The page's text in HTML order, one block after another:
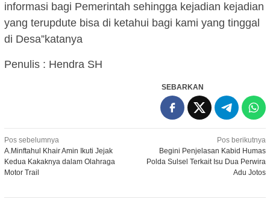
informasi bagi Pemerintah sehingga kejadian kejadian
yang terupdute bisa di ketahui bagi kami yang tinggal
di Desa”katanya
Penulis : Hendra SH
SEBARKAN
Navigasi
pos
Pos sebelumnya
A.Minftahul Khair Amin Ikuti Jejak
Kedua Kakaknya dalam Olahraga
Motor Trail
Pos berikutnya
Begini Penjelasan Kabid Humas
Polda Sulsel Terkait Isu Dua Perwira
Adu Jotos